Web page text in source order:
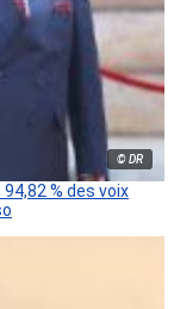
© DR
% des voix